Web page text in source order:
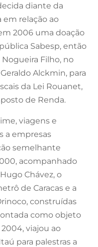
diante da
relação ao
2006 uma doação
Sabesp, então
Filho, no
Alckmin, para
da Lei Rouanet,
de Renda.
viagens e
a empresas
semelhante
acompanhado
Chávez, o
de Caracas e a
construídas
como objeto
viajou ao
para palestras a